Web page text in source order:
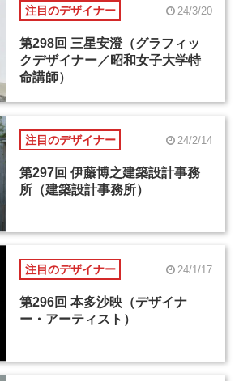
注目のデザイナー 24/3/20
第298回 三星安澄（グラフィッ
クデザイナー／昭和女子大学特
命講師）
注目のデザイナー 24/2/14
第297回 伊藤博之建築設計事務
所（建築設計事務所）
注目のデザイナー 24/1/17
第296回 本多沙映（デザイナ
ー・アーティスト）